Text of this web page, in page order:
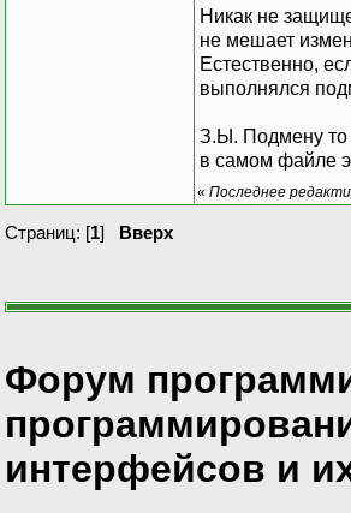
Никак не
не мешает
Естественно,
выполнялся
З.Ы. Подмену то
в самом файле
« Последнее
Страниц: [1] Вверх
Форум
интерфейсов и